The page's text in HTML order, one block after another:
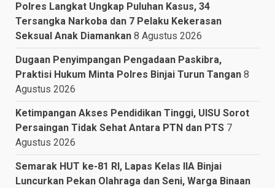
Polres Langkat Ungkap Puluhan Kasus, 34
Tersangka Narkoba dan 7 Pelaku Kekerasan
Seksual Anak Diamankan 8 Agustus 2026
Dugaan Penyimpangan Pengadaan Paskibra,
Praktisi Hukum Minta Polres Binjai Turun Tangan 8
Agustus 2026
Ketimpangan Akses Pendidikan Tinggi, UISU Sorot
Persaingan Tidak Sehat Antara PTN dan PTS 7
Agustus 2026
Semarak HUT ke-81 RI, Lapas Kelas IIA Binjai
Luncurkan Pekan Olahraga dan Seni, Warga Binaan